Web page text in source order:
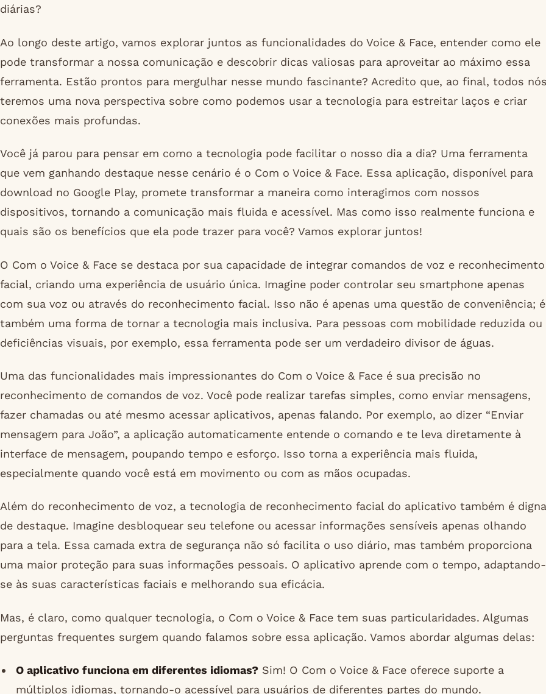
diárias?
Ao longo deste artigo, vamos explorar juntos as funcionalidades do Voice & Face, entender como ele
pode transformar a nossa comunicação e descobrir dicas valiosas para aproveitar ao máximo essa
ferramenta. Estão prontos para mergulhar nesse mundo fascinante? Acredito que, ao final, todos
teremos uma nova perspectiva sobre como podemos usar a tecnologia para estreitar laços e criar
conexões mais profundas.
Você já parou para pensar em como a tecnologia pode facilitar o nosso dia a dia? Uma ferramenta
que vem ganhando destaque nesse cenário é o Com o Voice & Face. Essa aplicação, disponível para
download no Google Play, promete transformar a maneira como interagimos com nossos
dispositivos, tornando a comunicação mais fluida e acessível. Mas como isso realmente funciona e
quais são os benefícios que ela pode trazer para você? Vamos explorar juntos!
O Com o Voice & Face se destaca por sua capacidade de integrar comandos de voz e reconhecimento
facial, criando uma experiência de usuário única. Imagine poder controlar seu smartphone apenas
com sua voz ou através do reconhecimento facial. Isso não é apenas uma questão de conveniência; é
também uma forma de tornar a tecnologia mais inclusiva. Para pessoas com mobilidade reduzida ou
deficiências visuais, por exemplo, essa ferramenta pode ser um verdadeiro divisor de águas.
Uma das funcionalidades mais impressionantes do Com o Voice & Face é sua precisão no
reconhecimento de comandos de voz. Você pode realizar tarefas simples, como enviar mensagens,
fazer chamadas ou até mesmo acessar aplicativos, apenas falando. Por exemplo, ao dizer “Enviar
mensagem para João”, a aplicação automaticamente entende o comando e te leva diretamente à
interface de mensagem, poupando tempo e esforço. Isso torna a experiência mais fluida,
especialmente quando você está em movimento ou com as mãos ocupadas.
Além do reconhecimento de voz, a tecnologia de reconhecimento facial do aplicativo também é digna
de destaque. Imagine desbloquear seu telefone ou acessar informações sensíveis apenas olhando
para a tela. Essa camada extra de segurança não só facilita o uso diário, mas também proporciona
uma maior proteção para suas informações pessoais. O aplicativo aprende com o tempo, adaptando-
se às suas características faciais e melhorando sua eficácia.
Mas, é claro, como qualquer tecnologia, o Com o Voice & Face tem suas particularidades. Algumas
perguntas frequentes surgem quando falamos sobre essa aplicação. Vamos abordar algumas delas:
O aplicativo funciona em diferentes idiomas?Sim! O Com o Voice & Face oferece suporte a
múltiplos idiomas, tornando-o acessível para usuários de diferentes partes do mundo.